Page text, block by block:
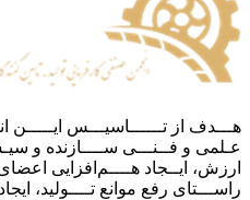
هـــدف از تــــــاسیـــس ایـــــن
عـلمی و فــنـــی ســــازنده و
ارزش،‌ ایــجاد هــــم‌افزایی
راســـتای رفع موانع تــــولید،